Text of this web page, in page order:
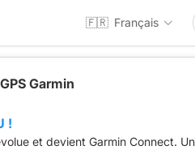
🇫🇷 Français
Garmin
!
et devient Garmin Connect.